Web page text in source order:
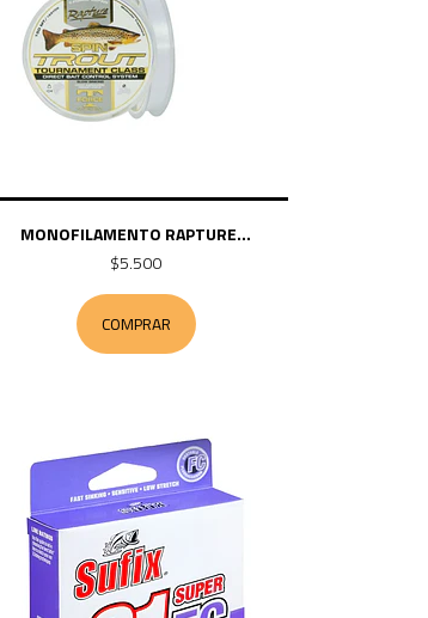
MONOFILAMENTO RAPTURE...
$5.500
COMPRAR